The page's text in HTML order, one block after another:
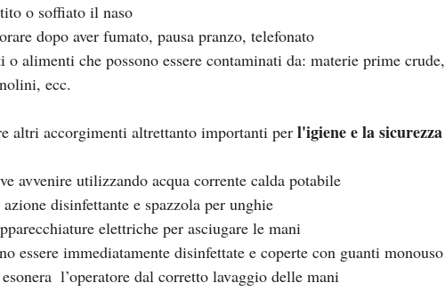
o soffiato il naso
dopo aver fumato, pausa pranzo, telefonato
o alimenti che possono essere contaminati da: materie prime crude,
ecc.
altri accorgimenti altrettanto importanti per l'igiene e la sicurezza
avvenire utilizzando acqua corrente calda potabile
disinfettante e spazzola per unghie
elettriche per asciugare le mani
essere immediatamente disinfettate e coperte con guanti monouso
l’operatore dal corretto lavaggio delle mani